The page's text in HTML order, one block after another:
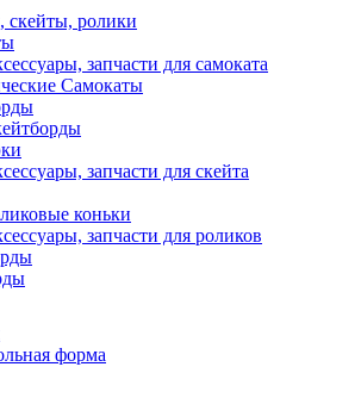
скейты, ролики
запчасти для самоката
Самокаты
запчасти для скейта
коньки
запчасти для роликов
форма